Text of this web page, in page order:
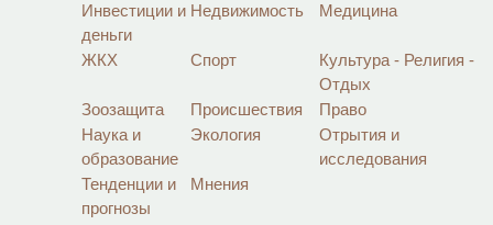
Инвестиции и
деньги
Недвижимость Медицина
ЖКХ Спорт
Культура - Религия -
Отдых
Зоозащита
Происшествия
Право
Наука и
образование
Экология
Отрытия и
исследования
Тенденции и
прогнозы
Мнения